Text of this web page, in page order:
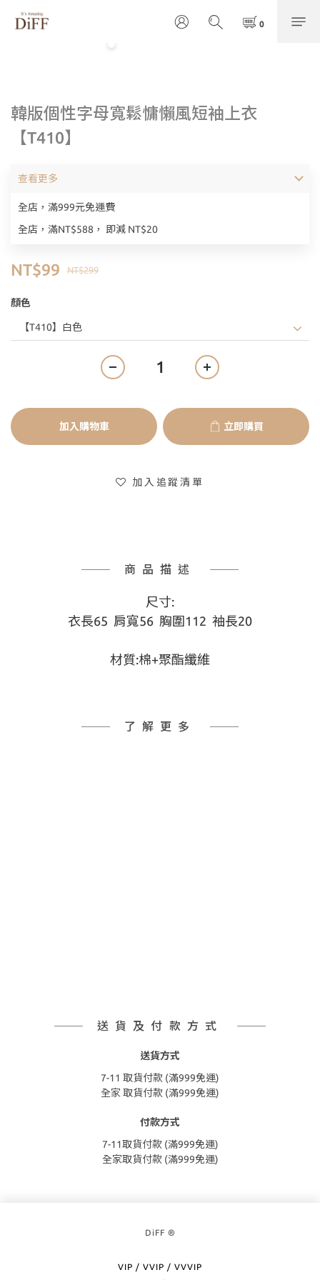
韓版個性字母寬鬆慵懶風短袖上衣
【T410】
全店，滿999元免運費
全店，滿NT$588， 即減 NT$20
查看更多
NT$299
NT$99
顏色
加入購物車 立即購買
加入追蹤清單
商品描述
尺寸:
衣長65  肩寬56  胸圍112  袖長20
材質:棉+聚酯纖維
了解更多
送貨及付款方式
送貨方式
7-11 取貨付款 (滿999免運)
全家 取貨付款 (滿999免運)
付款方式
7-11取貨付款 (滿999免運)
全家取貨付款 (滿999免運)
DiFF ®
VIP / VVIP / VVVIP